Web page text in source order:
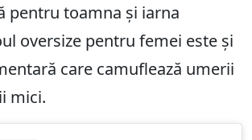
pentru toamna și iarna
oversize pentru femei este și
care camuflează umerii
mici.